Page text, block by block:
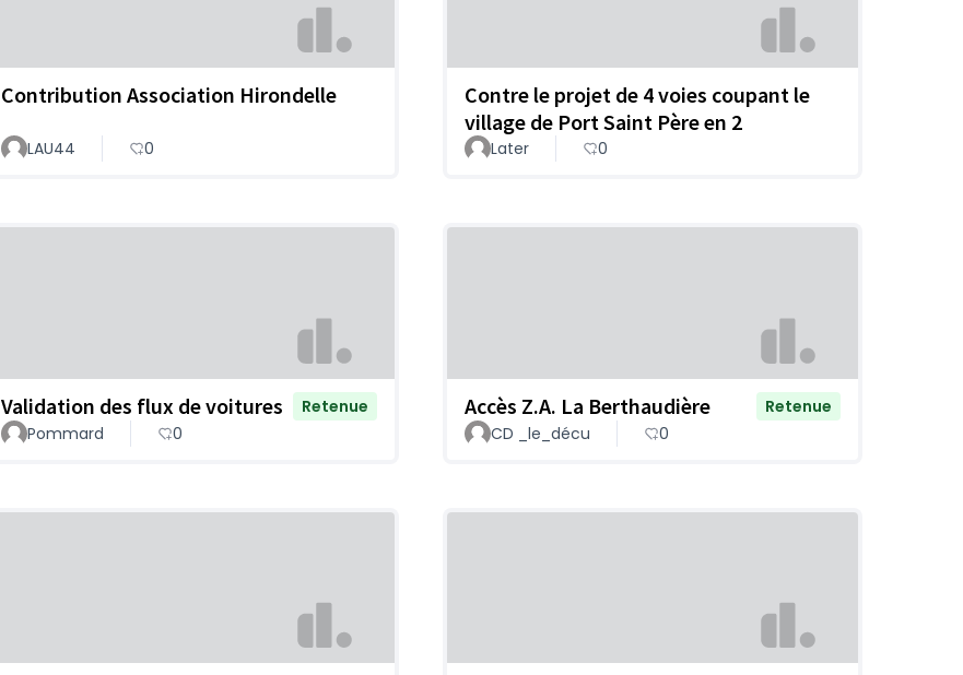
Contribution Association Hirondelle
LAU44 0
Contre le projet de 4 voies coupant le
village de Port Saint Père en 2
Later 0
Validation des flux de voitures
Retenue
Pommard
0
Accès Z.A. La Berthaudière
Retenue
CD _le_décu
0